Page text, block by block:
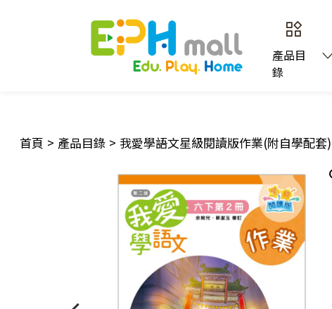
產品目
錄
首頁 > 產品目錄 > 我愛學語文星級閱讀版作業(附自學配套